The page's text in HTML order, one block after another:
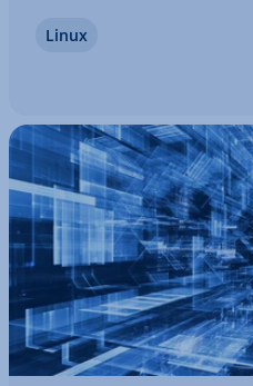
te­ment un éditeur
Linux